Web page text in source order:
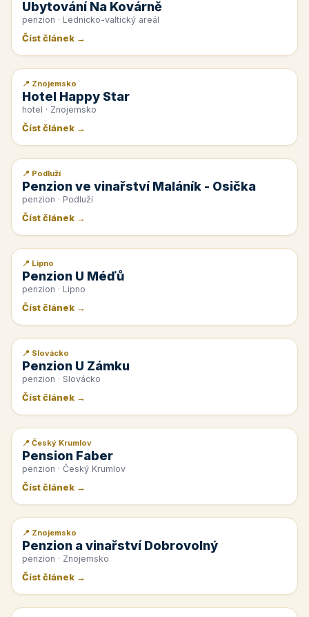
Ubytování Na Kovárně
penzion · Lednicko-valtický areál
Číst článek →
📰 PR článek
📍 Znojemsko
Hotel Happy Star
hotel · Znojemsko
Číst článek →
📰 PR článek
📍 Podluží
Penzion ve vinařství Maláník - Osička
penzion · Podluží
Číst článek →
📰 PR článek
📍 Lipno
Penzion U Méďů
penzion · Lipno
Číst článek →
📰 PR článek
📍 Slovácko
Penzion U Zámku
penzion · Slovácko
Číst článek →
📰 PR článek
📍 Český Krumlov
Pension Faber
penzion · Český Krumlov
Číst článek →
📰 PR článek
📍 Znojemsko
Penzion a vinařství Dobrovolný
penzion · Znojemsko
Číst článek →